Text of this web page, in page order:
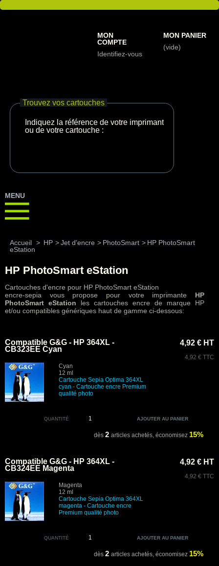
MON
COMPTE
Identifiez-vous
MON PANIER
(vide)
Trouvez vos cartouches
Indiquez la référence de votre imprimante
ou de votre cartouche :
MENU
Accueil > HP >Jet d'encre > PhotoSmart > HP PhotoSmart
eStation
HP PhotoSmart eStation
Cartouches d'encre pour HP PhotoSmart eStation
encre-sepia vous propose pour votre imprimante HP
PhotoSmart eStation les cartouches encre de marque HP
et/ou compatibles génériques haut de gamme ci-dessous:
Compatible G&G - HP 364XL -
CB323EE Cyan
Cyan
12 ml
Cartouche Sepia Optima 364XL
cyan - Cartouche encre Premium
qualité photo
4,92 € HT
4,92 € TTC
QUANTITÉ
dès 2 articles achetés, économisez 15%
Compatible G&G - HP 364XL -
CB324EE Magenta
Magenta
12 ml
Cartouche Sepia Optima 364XL
magenta - Cartouche encre
Premium qualité photo
4,92 € HT
4,92 € TTC
QUANTITÉ
dès 2 articles achetés, économisez 15%